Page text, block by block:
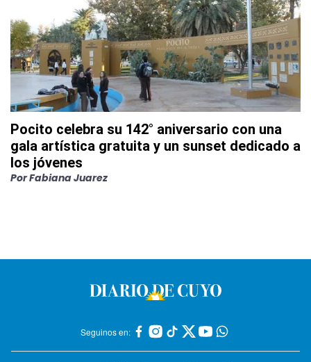
Pocito celebra su 142° aniversario con una
gala artística gratuita y un sunset dedicado a
los jóvenes
PorFabiana Juarez
Seguinos en: